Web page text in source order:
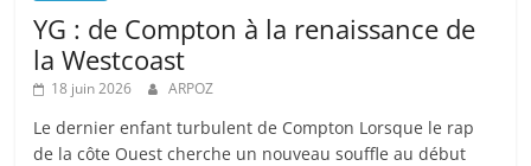
YG : de Compton à la renaissance de
la Westcoast
18 juin 2026 ARPOZ
Le dernier enfant turbulent de Compton Lorsque le rap
de la côte Ouest cherche un nouveau souffle au début